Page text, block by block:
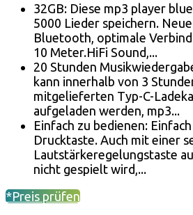
32GB: Diese mp3 player
5000 Lieder speichern.
Bluetooth, optimale
10 Meter.HiFi Sound,...
20 Stunden
kann innerhalb von 3
mitgelieferten Typ-C-
aufgeladen werden, mp3...
Einfach zu bedienen:
Drucktaste. Auch mit einer
Lautstärkeregelungstaste
nicht gespielt wird,...
*Preis prüfen